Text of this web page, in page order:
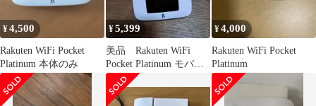
¥4,500
Rakuten WiFi Pocket
Platinum 本体のみ
¥5,399
美品 Rakuten WiFi
Pocket Platinum モバイ
ルルーター
¥4,000
Rakuten WiFi Pocket
Platinum